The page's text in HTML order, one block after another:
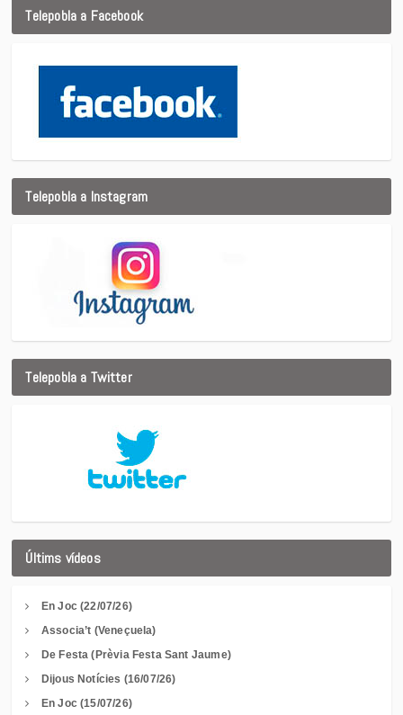
Telepobla a Facebook
Telepobla a Instagram
Telepobla a Twitter
Últims vídeos
En Joc (22/07/26)
Associa’t (Veneçuela)
De Festa (Prèvia Festa Sant Jaume)
Dijous Notícies (16/07/26)
En Joc (15/07/26)